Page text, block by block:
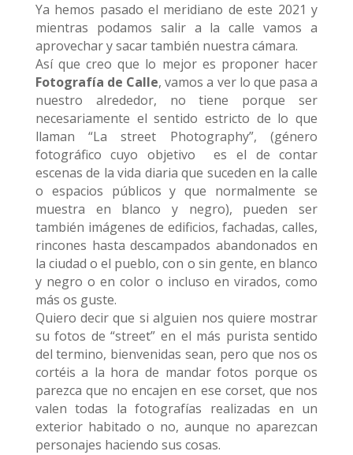
Ya hemos pasado el meridiano de este 2021 y
mientras podamos salir a la calle vamos a
aprovechar y sacar también nuestra cámara.
Así que creo que lo mejor es proponer hacer
Fotografía de Calle, vamos a ver lo que pasa a
nuestro alrededor, no tiene porque ser
necesariamente el sentido estricto de lo que
llaman “La street Photography”, (género
fotográfico cuyo objetivo es el de contar
escenas de la vida diaria que suceden en la calle
o espacios públicos y que normalmente se
muestra en blanco y negro), pueden ser
también imágenes de edificios, fachadas, calles,
rincones hasta descampados abandonados en
la ciudad o el pueblo, con o sin gente, en blanco
y negro o en color o incluso en virados, como
más os guste.
Quiero decir que si alguien nos quiere mostrar
su fotos de “street” en el más purista sentido
del termino, bienvenidas sean, pero que nos os
cortéis a la hora de mandar fotos porque os
parezca que no encajen en ese corset, que nos
valen todas la fotografías realizadas en un
exterior habitado o no, aunque no aparezcan
personajes haciendo sus cosas.